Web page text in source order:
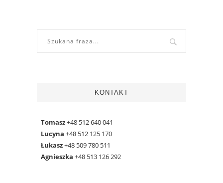
KONTAKT
Tomasz+48 512 640 041
Lucyna +48 512 125 170
Łukasz+48 509 780 511
Agnieszka +48 513 126 292